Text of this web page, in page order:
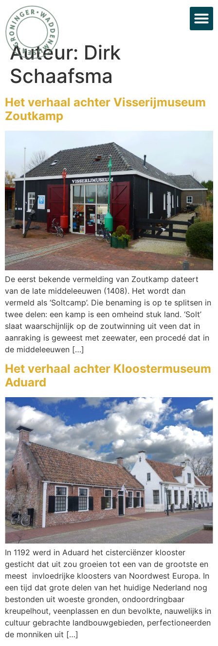
Auteur: Dirk
Schaafsma
Het verhaal achter Visserijmuseum
Zoutkamp
De eerst bekende vermelding van Zoutkamp dateert
van de late middeleeuwen (1408). Het wordt dan
vermeld als ‘Soltcamp’. Die benaming is op te splitsen in
twee delen: een kamp is een omheind stuk land. ‘Solt’
slaat waarschijnlijk op de zoutwinning uit veen dat in
aanraking is geweest met zeewater, een procedé dat in
de middeleeuwen […]
Het verhaal achter Kloostermuseum
Aduard
In 1192 werd in Aduard het cisterciënzer klooster
gesticht dat uit zou groeien tot een van de grootste en
meest invloedrijke kloosters van Noordwest Europa. In
een tijd dat grote delen van het huidige Nederland nog
bestonden uit woeste gronden, ondoordringbaar
kreupelhout, veenplassen en dun bevolkte, nauwelijks in
cultuur gebrachte landbouwgebieden, perfectioneerden
de monniken uit […]